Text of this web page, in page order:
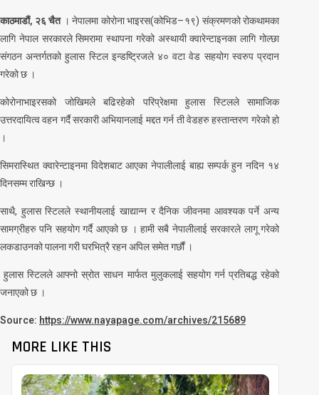
काठमाडौं, २६ चैत। नेपालमा कोरोना भाइरस(कोभिड–१९) संक्रमणको रोकथामका
लागि नेपाल सरकारले सिमरामा स्थापना गरेको अस्थायी क्वारेन्टाइनका लागि गोल्छा
संगठन अन्तर्गतको हुलास स्टिल इन्डष्ट्रिजले ४० वटा वेड सहयोग स्वरुप प्रदान
गरेको छ ।
कोरोनाभाइरसको जोखिमले बढिरहेको परिप्रेक्षमा हुलास स्टिलले सामाजिक
उत्तरदायित्व वहन गर्दै सरकारी अभियानलाई मद्दत गर्न ती वेडहरु हस्तान्तरण गरेको हो
।
सिमरास्थित क्वारेन्टाइनमा विदेशबाट आएका नेपालीलाई बाह्य सम्पर्क हुन नदिन १४
दिनसम्म राखिन्छ ।
साथै, हुलास स्टिलले स्थानीयलाई खाद्यान्न र दैनिक जीवनमा आवश्यक पर्ने अन्य
सामग्रीहरु पनि सहयोग गर्दै आएको छ । हामी सबै नेपालीलाई सरकारले लागू गरेको
लकडाउनको पालना गरी घरभित्रै रहन अपिल समेत गर्छौं ।
हुलास स्टिलले आफ्नो स्रोत साधन मार्फत मुलुकलाई सहयोग गर्न प्रतिबद्ध रहेको
जनाएको छ ।
Source: https://www.nayapage.com/archives/215689
MORE LIKE THIS